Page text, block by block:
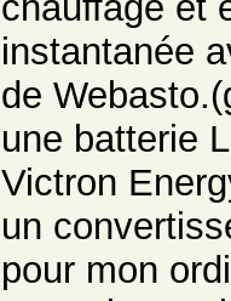
instantanée
de
une batterie
Victron
un
pour mon